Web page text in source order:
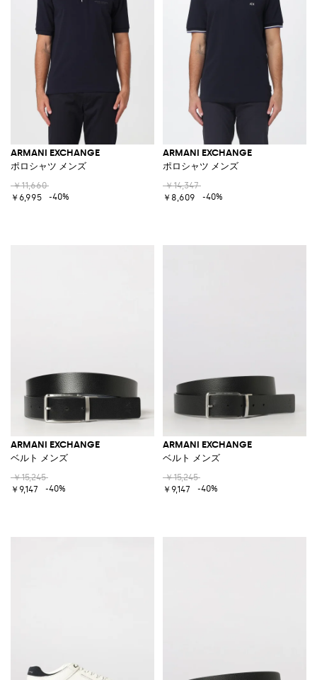
ARMANI EXCHANGE
ポロシャツ メンズ
￥11,660
￥6,995
-40%
ARMANI EXCHANGE
ポロシャツ メンズ
￥14,347
￥8,609
-40%
ARMANI EXCHANGE
ベルト メンズ
￥15,245
￥9,147
-40%
ARMANI EXCHANGE
ベルト メンズ
￥15,245
￥9,147
-40%